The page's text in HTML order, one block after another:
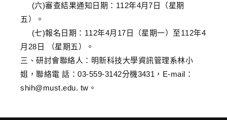
(六)審查結果通知日期：112年4月7日（星期
五）。
(七)報名日期：112年4月17日（星期一）至112年4
月28日 （星期五）。
三、研討會聯絡人：明新科技大學資訊管理系林小
姐，聯絡電 話：03-559-3142分機3431，E-mail：
shih@must.edu. tw。